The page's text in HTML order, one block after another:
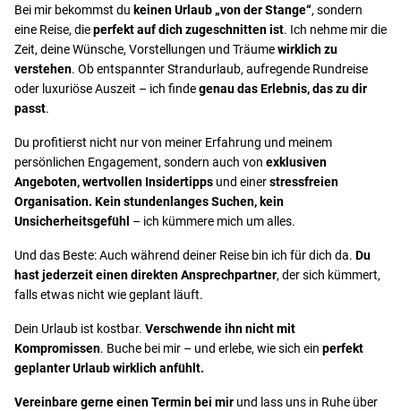
Bei mir bekommst du keinen Urlaub „von der Stange“, sondern
eine Reise, dieperfekt auf dich zugeschnitten ist. Ich nehme mir die
Zeit, deine Wünsche, Vorstellungen und Träumewirklich zu
verstehen. Ob entspannter Strandurlaub, aufregende Rundreise
oder luxuriöse Auszeit – ich findegenau das Erlebnis, das zu dir
passt.
Du profitierst nicht nur von meiner Erfahrung und meinem
persönlichen Engagement, sondern auch von exklusiven
Angeboten, wertvollen Insidertipps und einerstressfreien
Organisation. Kein stundenlanges Suchen, kein
Unsicherheitsgefühl – ich kümmere mich um alles.
Und das Beste: Auch während deiner Reise bin ich für dich da. Du
hast jederzeit einen direkten Ansprechpartner, der sich kümmert,
falls etwas nicht wie geplant läuft.
Dein Urlaub ist kostbar. Verschwende ihn nicht mit
Kompromissen. Buche bei mir – und erlebe, wie sich ein perfekt
geplanter Urlaub wirklich anfühlt.
Vereinbare gerne einen Termin bei mir und lass uns in Ruhe über